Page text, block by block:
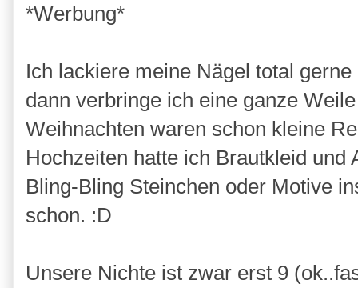
*Werbung*
Ich lackiere meine Nägel total
dann verbringe ich eine ganze
Weihnachten waren schon kleine
Hochzeiten hatte ich Brautkleid
Bling-Bling Steinchen oder Motive
schon. :D
Unsere Nichte ist zwar erst 9